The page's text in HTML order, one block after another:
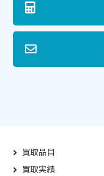
買取品目
買取実績